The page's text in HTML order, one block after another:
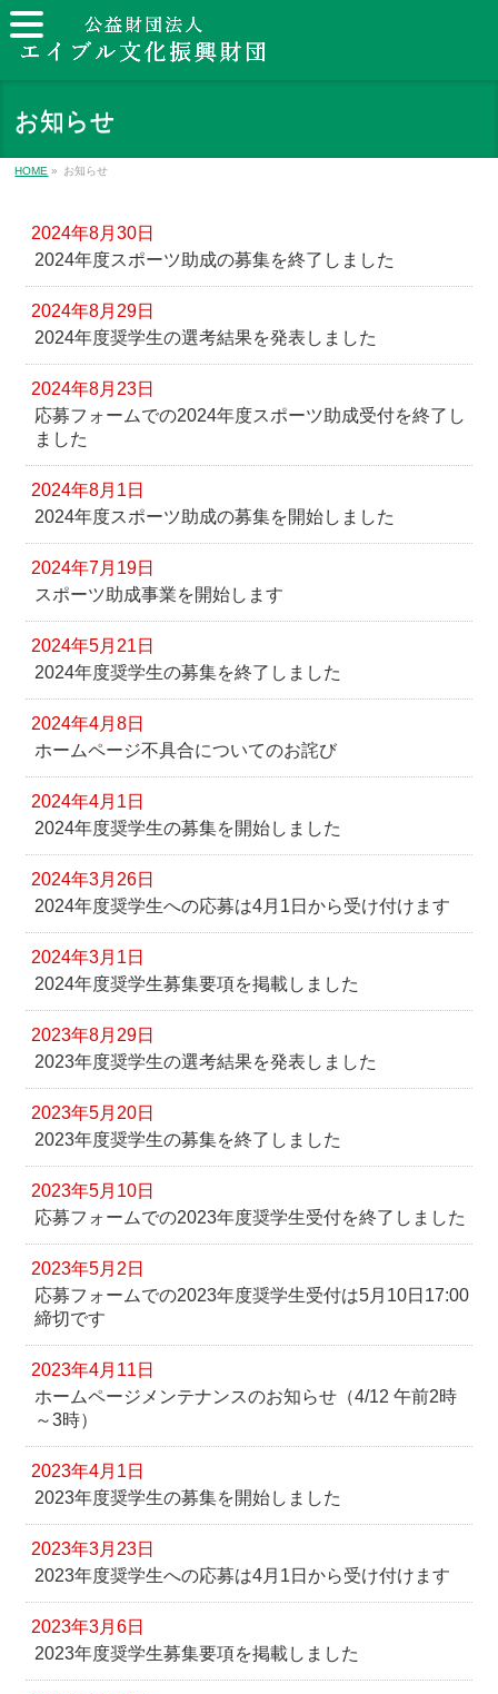
お知らせ
HOME » お知らせ
2024年8月30日
2024年度スポーツ助成の募集を終了しました
2024年8月29日
2024年度奨学生の選考結果を発表しました
2024年8月23日
応募フォームでの2024年度スポーツ助成受付を終了し
ました
2024年8月1日
2024年度スポーツ助成の募集を開始しました
2024年7月19日
スポーツ助成事業を開始します
2024年5月21日
2024年度奨学生の募集を終了しました
2024年4月8日
ホームページ不具合についてのお詫び
2024年4月1日
2024年度奨学生の募集を開始しました
2024年3月26日
2024年度奨学生への応募は4月1日から受け付けます
2024年3月1日
2024年度奨学生募集要項を掲載しました
2023年8月29日
2023年度奨学生の選考結果を発表しました
2023年5月20日
2023年度奨学生の募集を終了しました
2023年5月10日
応募フォームでの2023年度奨学生受付を終了しました
2023年5月2日
応募フォームでの2023年度奨学生受付は5月10日17:00
締切です
2023年4月11日
ホームページメンテナンスのお知らせ（4/12 午前2時
～3時）
2023年4月1日
2023年度奨学生の募集を開始しました
2023年3月23日
2023年度奨学生への応募は4月1日から受け付けます
2023年3月6日
2023年度奨学生募集要項を掲載しました